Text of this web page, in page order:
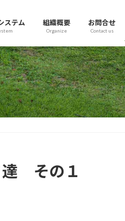
ステム 組織概要
Organize
お問合せ
Contact us
達 その１